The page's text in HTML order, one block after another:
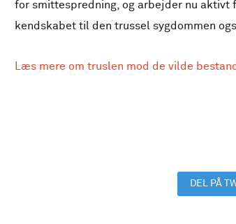
for smittespredning, og arbejder nu aktivt
kendskabet til den trussel sygdommen
Læs mere om truslen mod de vilde
DEL PÅ